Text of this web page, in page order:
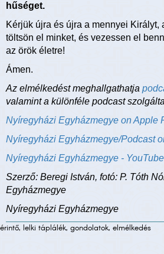
hűséget.
Kérjük újra és újra a mennyei Királyt,
töltsön el minket, és vezessen el
az örök életre!
Ámen.
Az elmélkedést meghallgathatja
valamint a különféle podcast
Nyíregyházi Egyházmegye on Apple
Nyíregyházi Egyházmegye/Podcast
Nyíregyházi Egyházmegye - YouTube
Szerző: Beregi István, fotó: P. Tóth
Egyházmegye
Nyíregyházi Egyházmegye
érintő, lelki táplálék, gondolatok, elmélkedés